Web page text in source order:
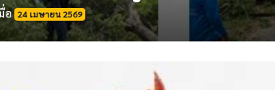
อ 24 เมษายน 2569